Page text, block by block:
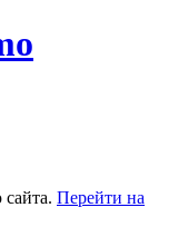
Перейти на